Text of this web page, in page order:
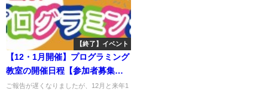
【終了】イベント
【12・1月開催】プログラミング
教室の開催日程【参加者募集
中】
ご報告が遅くなりましたが、12月と来年1